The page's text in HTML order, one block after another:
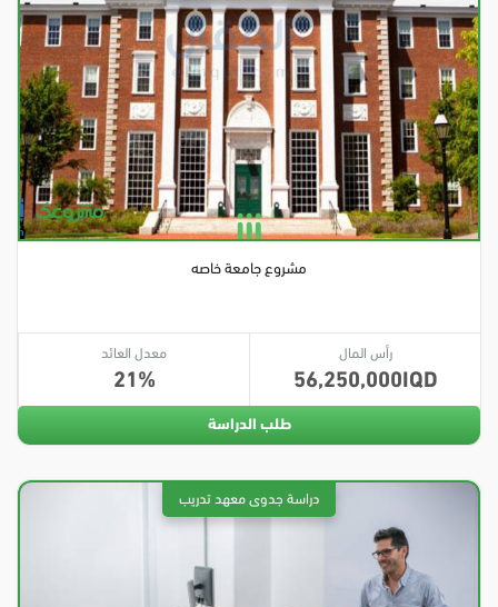
مشروع جامعة خاصه
رأس المال
56,250,000
معدل العائد
21
طلب الدراسة